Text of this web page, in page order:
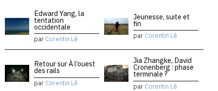
Edward Yang, la
tentation
occidentale
par Corentin Lê
Jeunesse, suite et
fin
par Corentin Lê
Retour sur À l’ouest
des rails
par Corentin Lê
Jia Zhangke, David
Cronenberg : phase
terminale ?
par Corentin Lê